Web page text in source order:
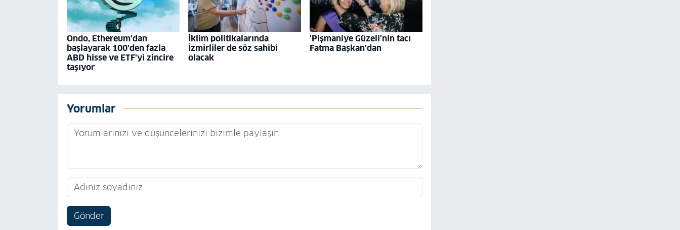
Ondo, Ethereum'dan
başlayarak 100'den fazla
ABD hisse ve ETF'yi zincire
taşıyor
İklim politikalarında
İzmirliler de söz sahibi
olacak
'Pişmaniye Güzeli'nin tacı
Fatma Başkan'dan
Yorumlar
Gönder